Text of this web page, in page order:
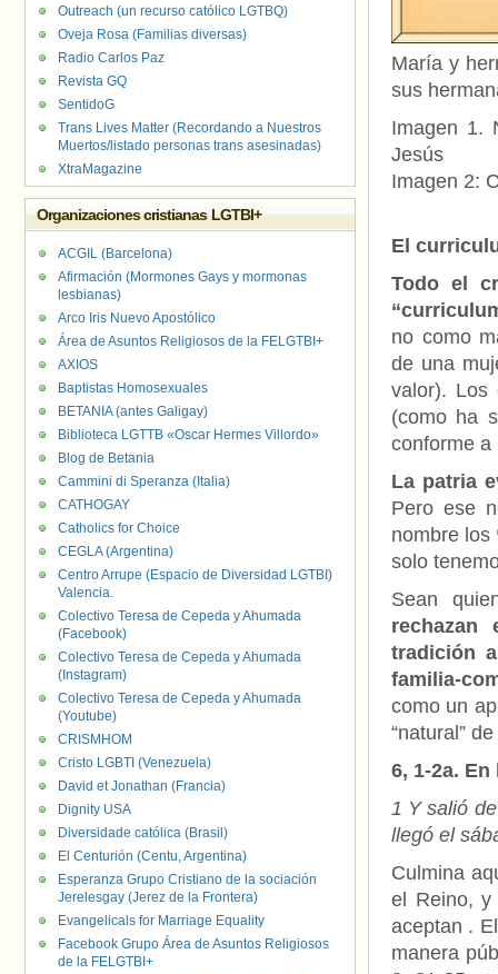
María y
sus
Imagen 1.
Jesús
Imagen 2:
El
Todo el
no como
de una
valor). Los
(como ha
conforme a
La patria
Pero ese
nombre los
solo
Sean
tradición
familia-
como un
“natural”
6, 1-2a.
1 Y salió
llegó el
Culmina
el Reino, y
aceptan .
manera
Outreach (un recurso católico LGTBQ)
Oveja Rosa (Familias diversas)
Radio Carlos Paz
Revista GQ
SentidoG
Trans Lives Matter (Recordando a Nuestros
Muertos/listado personas trans asesinadas)
XtraMagazine
Organizaciones cristianas LGTBI+
ACGIL (Barcelona)
Afirmación (Mormones Gays y mormonas
lesbianas)
Arco Iris Nuevo Apostólico
Área de Asuntos Religiosos de la FELGTBI+
AXIOS
Baptistas Homosexuales
BETANIA (antes Galigay)
Biblioteca LGTTB «Oscar Hermes Villordo»
Blog de Betania
Cammini di Speranza (Italia)
CATHOGAY
Catholics for Choice
CEGLA (Argentina)
Centro Arrupe (Espacio de Diversidad LGTBI)
Valencia.
Colectivo Teresa de Cepeda y Ahumada
(Facebook)
Colectivo Teresa de Cepeda y Ahumada
(Instagram)
Colectivo Teresa de Cepeda y Ahumada
(Youtube)
CRISMHOM
Cristo LGBTI (Venezuela)
David et Jonathan (Francia)
Dignity USA
Diversidade católica (Brasil)
El Centurión (Centu, Argentina)
Esperanza Grupo Cristiano de la sociación
Jerelesgay (Jerez de la Frontera)
Evangelicals for Marriage Equality
Facebook Grupo Área de Asuntos Religiosos
de la FELGTBI+